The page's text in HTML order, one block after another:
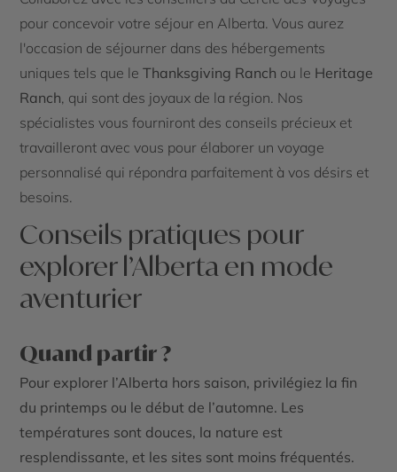
pour concevoir votre séjour en Alberta. Vous aurez
l'occasion de séjourner dans des hébergements
uniques tels que leThanksgiving Ranch ou le Heritage
Ranch, qui sont des joyaux de la région. Nos
spécialistes vous fourniront des conseils précieux et
travailleront avec vous pour élaborer un voyage
personnalisé qui répondra parfaitement à vos désirs et
besoins.
Conseils pratiques pour
explorer l’Alberta en mode
aventurier
Quand partir ?
Pour explorer l’Alberta hors saison, privilégiez la fin
du printemps ou le début de l’automne. Les
températures sont douces, la nature est
resplendissante, et les sites sont moins fréquentés.